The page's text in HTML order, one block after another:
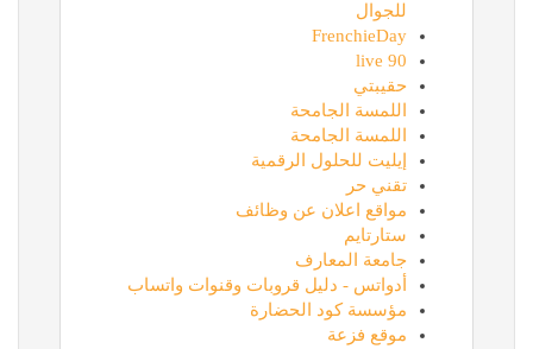
للجوال
FrenchieDay
90 live
حقيبتي
اللمسة الجامحة
اللمسة الجامحة
إيليت للحلول الرقمية
تقني حر
مواقع اعلان عن وظائف
ستارتايم
جامعة المعارف
أدواتس - دليل قروبات وقنوات واتساب
مؤسسة كود الحضارة
موقع فزعة